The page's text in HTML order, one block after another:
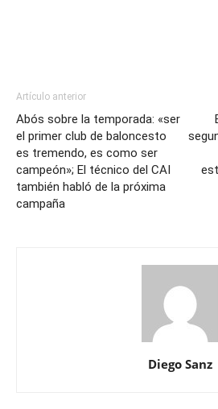
Artículo anterior
Abós sobre la temporada: «ser
el primer club de baloncesto
es tremendo, es como ser
campeón»; El técnico del CAI
también habló de la próxima
campaña
Diego Sanz